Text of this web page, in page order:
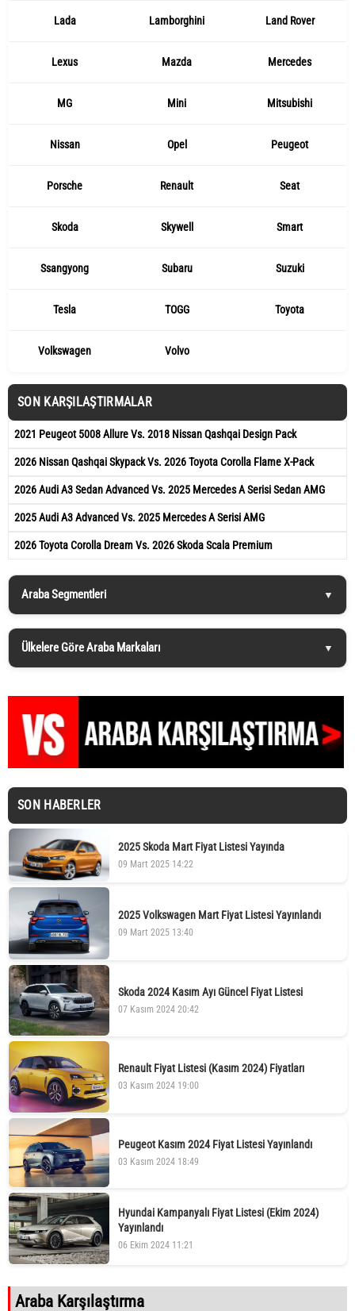
Lada Lamborghini Land Rover
Lexus Mazda Mercedes
MG Mini Mitsubishi
Nissan Opel Peugeot
Porsche Renault Seat
Skoda Skywell Smart
Ssangyong Subaru Suzuki
Tesla TOGG Toyota
Volkswagen Volvo
SON KARŞILAŞTIRMALAR
2021 Peugeot 5008 Allure Vs. 2018 Nissan Qashqai Design Pack
2026 Nissan Qashqai Skypack Vs. 2026 Toyota Corolla Flame X-Pack
2026 Audi A3 Sedan Advanced Vs. 2025 Mercedes A Serisi Sedan AMG
2025 Audi A3 Advanced Vs. 2025 Mercedes A Serisi AMG
2026 Toyota Corolla Dream Vs. 2026 Skoda Scala Premium
Araba Segmentleri
Ülkelere Göre Araba Markaları
SON HABERLER
2025 Skoda Mart Fiyat Listesi Yayında
09 Mart 2025 14:22
2025 Volkswagen Mart Fiyat Listesi Yayınlandı
09 Mart 2025 13:40
Skoda 2024 Kasım Ayı Güncel Fiyat Listesi
07 Kasım 2024 20:42
Renault Fiyat Listesi (Kasım 2024) Fiyatları
03 Kasım 2024 19:00
Peugeot Kasım 2024 Fiyat Listesi Yayınlandı
03 Kasım 2024 18:49
Hyundai Kampanyalı Fiyat Listesi (Ekim 2024)
Yayınlandı
06 Ekim 2024 11:21
Araba Karşılaştırma